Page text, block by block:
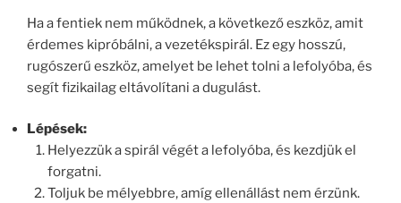
Ha a fentiek nem működnek, a következő eszköz, amit
érdemes kipróbálni, a vezetékspirál. Ez egy hosszú,
rugószerű eszköz, amelyet be lehet tolni a lefolyóba, és
segít fizikailag eltávolítani a dugulást.
Lépések:
Helyezzük a spirál végét a lefolyóba, és kezdjük el
forgatni.
Toljuk be mélyebbre, amíg ellenállást nem érzünk.